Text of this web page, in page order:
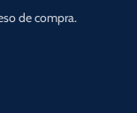
de compra.